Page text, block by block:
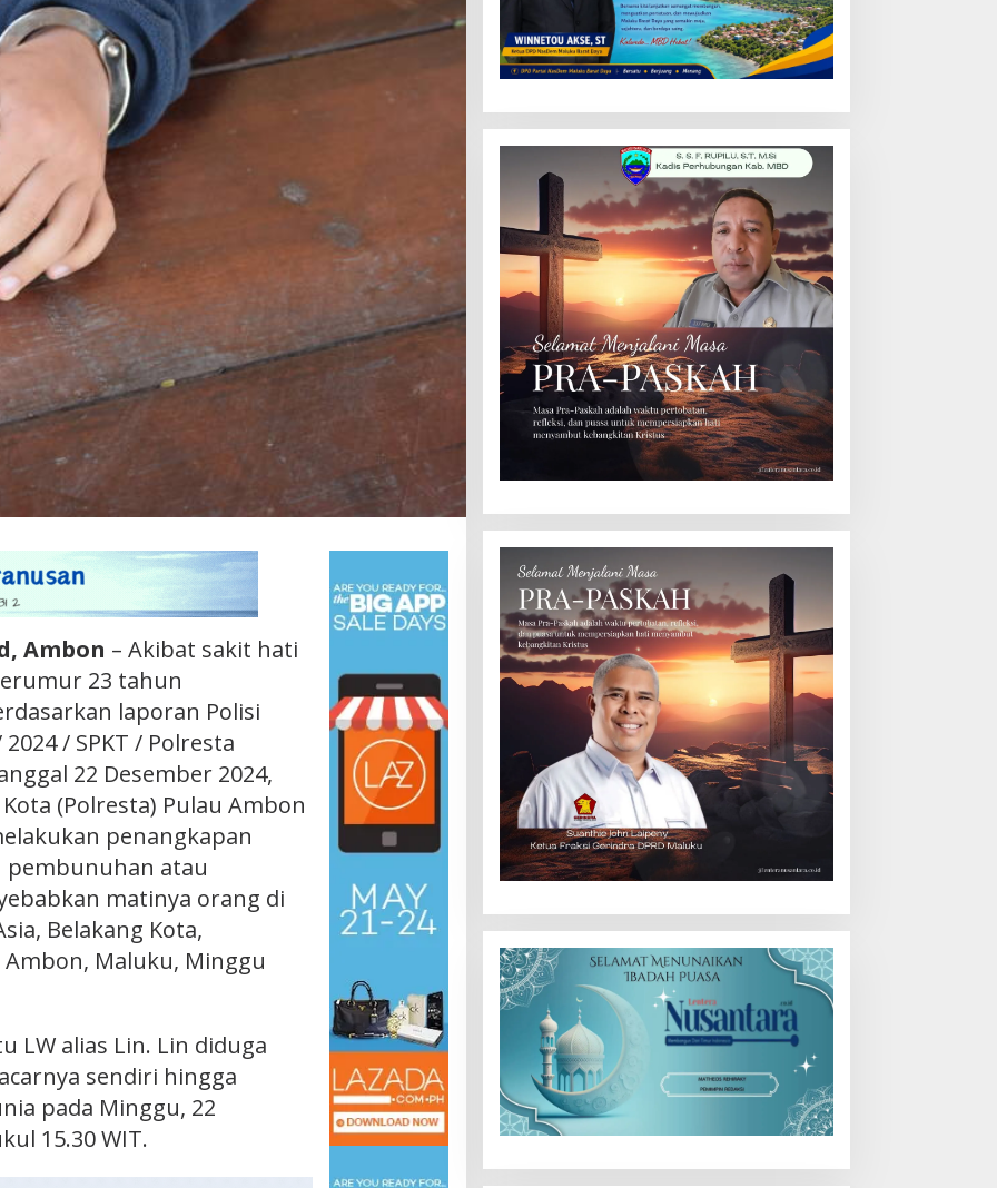
Ambon – Akibat sakit hati
23 tahun
laporan Polisi
/ SPKT / Polresta
22 Desember 2024,
(Polresta) Pulau Ambon
penangkapan
atau
matinya orang di
Belakang Kota,
Ambon, Maluku, Minggu
LW alias Lin. Lin diduga
sendiri hingga
pada Minggu, 22
15.30 WIT.